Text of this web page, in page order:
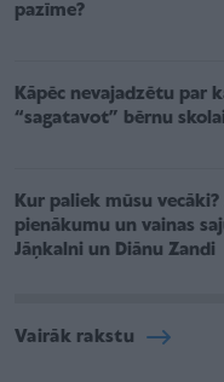
pazīme?
Kāpēc nevajadzētu par
“sagatavot” bērnu
Kur paliek mūsu
pienākumu un vainas
Jāņkalni un Diānu Zandi
Vairāk rakstu